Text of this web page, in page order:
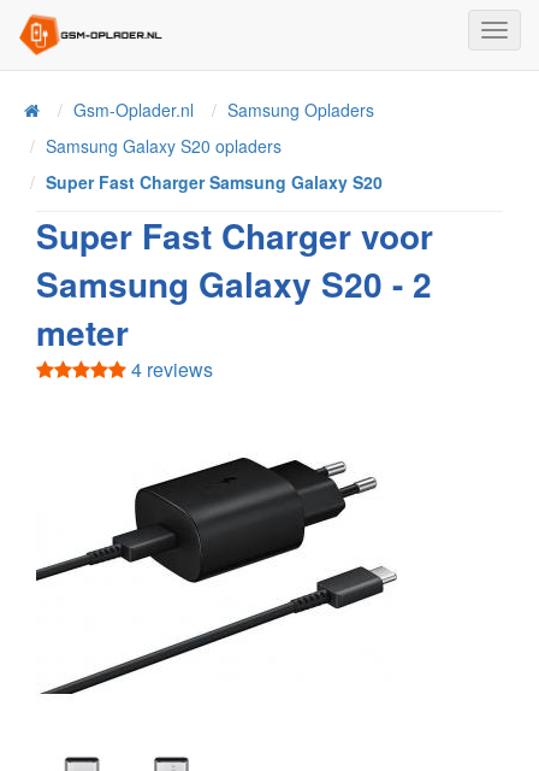
HomeGsm-Oplader.nl
Samsung Opladers
Samsung Galaxy S20 opladers
Super Fast Charger Samsung Galaxy S20
Super Fast Charger voor
Samsung Galaxy S20 - 2
meter
4 reviews